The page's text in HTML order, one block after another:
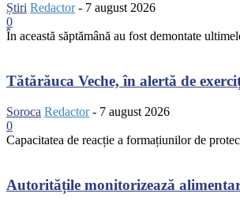
Știri Redactor - 7 august 2026
0
În această săptămână au fost demontate
Tătărăuca Veche, în alertă de
Soroca Redactor - 7 august 2026
0
Capacitatea de reacție a formațiunilor de
Autoritățile monitorizează